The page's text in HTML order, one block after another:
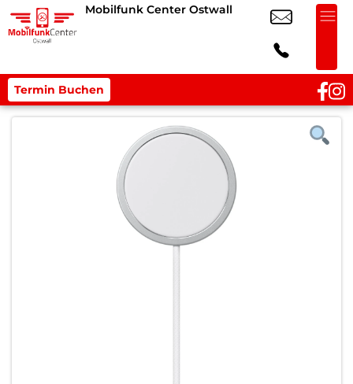
Mobilfunk Center Ostwall
Termin Buchen